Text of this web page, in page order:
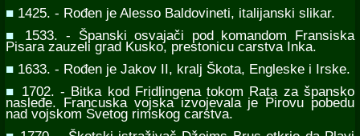
■ 1425. - Rođen je Alesso Baldovineti, italijanski slikar.
■
1533. - Španski osvajači pod komandom Fransiska
Pisara zauzeli grad Kusko, prestonicu carstva Inka.
■ 1633. - Rođen je Jakov II, kralj Škota, Engleske i Irske.
■
1702. - Bitka kod Fridlingena tokom Rata za špansko
nasleđe. Francuska vojska izvojevala je Pirovu pobedu
nad vojskom Svetog rimskog carstva.